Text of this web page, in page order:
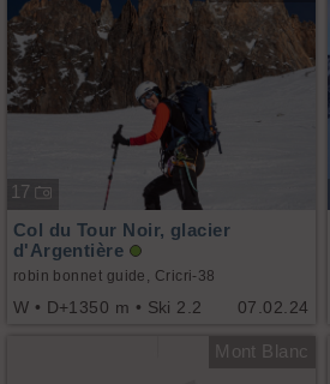
17
07.02.24
Col du Tour Noir, glacier
d'Argentière
robin bonnet guide, Cricri-38
W • D+1350 m • Ski 2.2
Mont Blanc